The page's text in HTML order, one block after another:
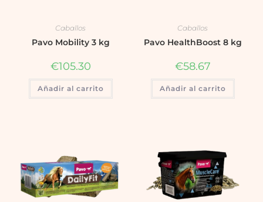
Caballos
Pavo Mobility 3 kg
€105.30
Añadir al carrito
Caballos
Pavo HealthBoost 8 kg
€58.67
Añadir al carrito